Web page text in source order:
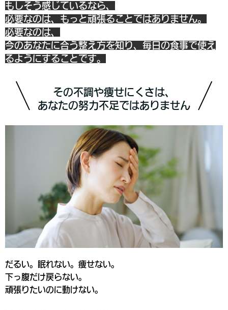
もしそう感じているなら、
必要なのは、もっと頑張ることではありません。
必要なのは、
今のあなたに合う整え方を知り、 毎日の食事で使え
るようにすることです。
その不調や痩せにくさは、
あなたの努力不足ではありません
だるい。 眠れない。 痩せない。
下っ腹だけ戻らない。
頑張りたいのに動けない。